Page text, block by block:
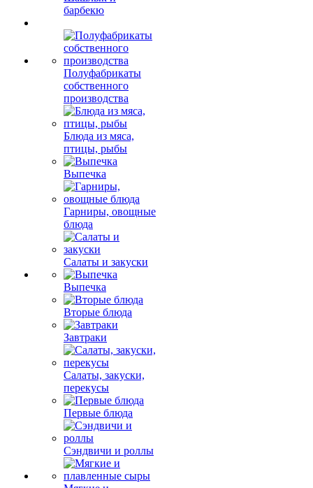
барбекю
Полуфабрикаты
собственного
производства
Блюда из мяса,
птицы, рыбы
Выпечка
Гарниры, овощные
блюда
Салаты и закуски
Выпечка
Вторые блюда
Завтраки
Салаты, закуски,
перекусы
Первые блюда
Сэндвичи и роллы